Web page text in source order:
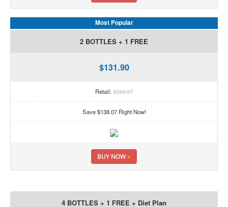
Most Popular
2 BOTTLES + 1 FREE
$131.90
Retail:$269.97
Save $138.07 Right Now!
BUY NOW»
4 BOTTLES + 1 FREE + Diet Plan